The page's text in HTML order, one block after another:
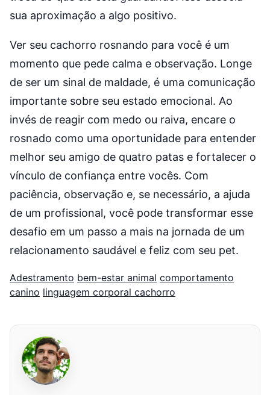
sua aproximação a algo positivo.
Ver seu cachorro rosnando para você é um
momento que pede calma e observação. Longe
de ser um sinal de maldade, é uma comunicação
importante sobre seu estado emocional. Ao
invés de reagir com medo ou raiva, encare o
rosnado como uma oportunidade para entender
melhor seu amigo de quatro patas e fortalecer o
vínculo de confiança entre vocês. Com
paciência, observação e, se necessário, a ajuda
de um profissional, você pode transformar esse
desafio em um passo a mais na jornada de um
relacionamento saudável e feliz com seu pet.
Adestramento bem-estar animal comportamento
canino linguagem corporal cachorro